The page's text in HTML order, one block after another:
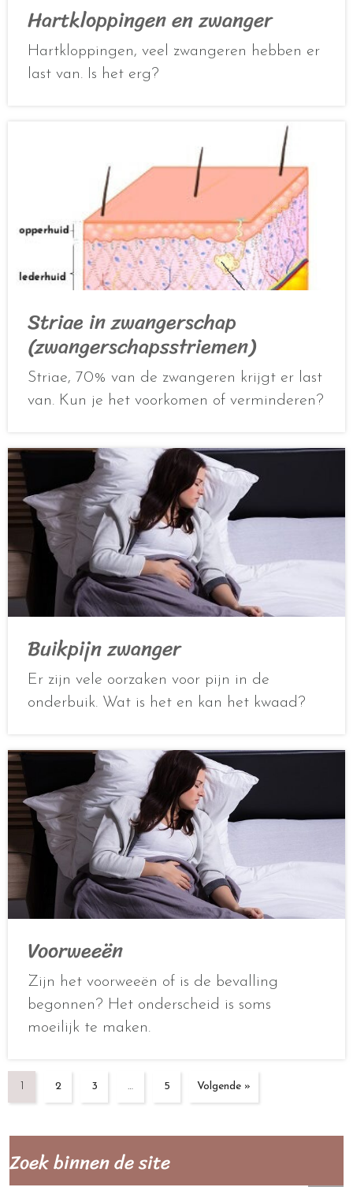
Hartkloppingen en zwanger
Hartkloppingen, veel zwangeren hebben er
last van. Is het erg?
Striae in zwangerschap
(zwangerschapsstriemen)
Striae, 70% van de zwangeren krijgt er last
van. Kun je het voorkomen of verminderen?
Buikpijn zwanger
Er zijn vele oorzaken voor pijn in de
onderbuik. Wat is het en kan het kwaad?
Voorweeën
Zijn het voorweeën of is de bevalling
begonnen? Het onderscheid is soms
moeilijk te maken.
2 3 … 5 Volgende »
Zoek binnen de site